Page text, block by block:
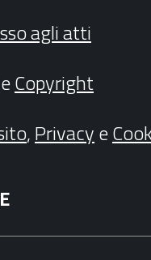
agli atti
eCopyright
,Privacye